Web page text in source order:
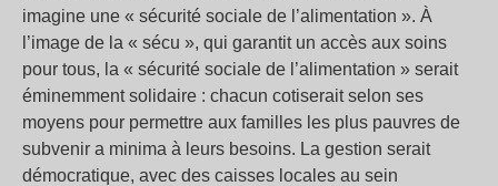
imagine une « sécurité sociale de l’alimentation ». À
l’image de la « sécu », qui garantit un accès aux soins
pour tous, la « sécurité sociale de l’alimentation » serait
éminemment solidaire : chacun cotiserait selon ses
moyens pour permettre aux familles les plus pauvres de
subvenir a minima à leurs besoins. La gestion serait
démocratique, avec des caisses locales au sein